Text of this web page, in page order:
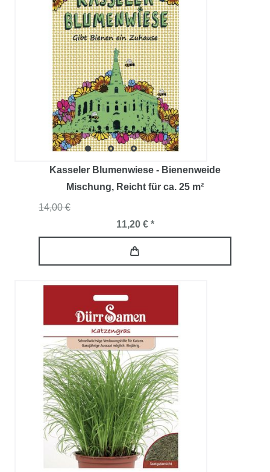
Kasseler Blumenwiese - Bienenweide
Mischung, Reicht für ca. 25 m²
14,00 €
11,20 € *